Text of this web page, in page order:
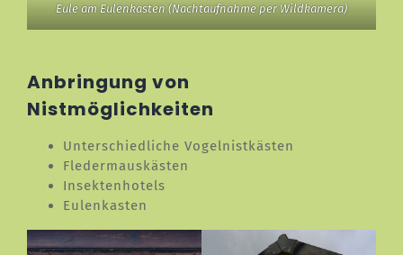
Eule am Eulenkasten (Nachtaufnahme per Wildkamera)
Anbringung von
Nistmöglichkeiten
Unterschiedliche Vogelnistkästen
Fledermauskästen
Insektenhotels
Eulenkasten